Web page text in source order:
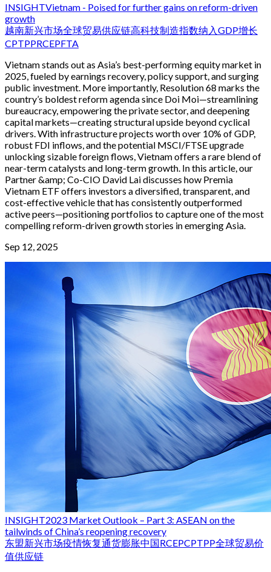
INSIGHTVietnam - Poised for further gains on reform-driven
growth
越南新兴市场全球贸易供应链高科技制造指数纳入 GDP增长
CPTPPRCEPFTA
Vietnam stands out as Asia’s best-performing equity market in
2025, fueled by earnings recovery, policy support, and surging
public investment. More importantly, Resolution 68 marks the
country’s boldest reform agenda since Doi Moi—streamlining
bureaucracy, empowering the private sector, and deepening
capital markets—creating structural upside beyond cyclical
drivers. With infrastructure projects worth over 10% of GDP,
robust FDI inflows, and the potential MSCI/FTSE upgrade
unlocking sizable foreign flows, Vietnam offers a rare blend of
near-term catalysts and long-term growth. In this article, our
Partner &amp; Co-CIO David Lai discusses how Premia
Vietnam ETF offers investors a diversified, transparent, and
cost-effective vehicle that has consistently outperformed
active peers—positioning portfolios to capture one of the most
compelling reform-driven growth stories in emerging Asia.
Sep 12, 2025
INSIGHT2023 Market Outlook – Part 3: ASEAN on the
tailwinds of China’s reopening recovery
东盟新兴市场疫情恢复通货膨胀中国RCEPCPTPP全球贸易价
值供应链